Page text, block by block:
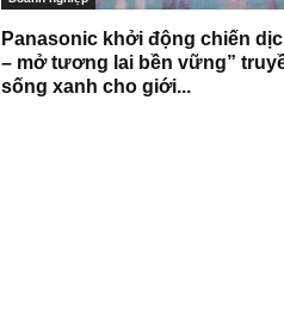
Panasonic khởi động chiến
– mở tương lai bền vững”
sống xanh cho giới...